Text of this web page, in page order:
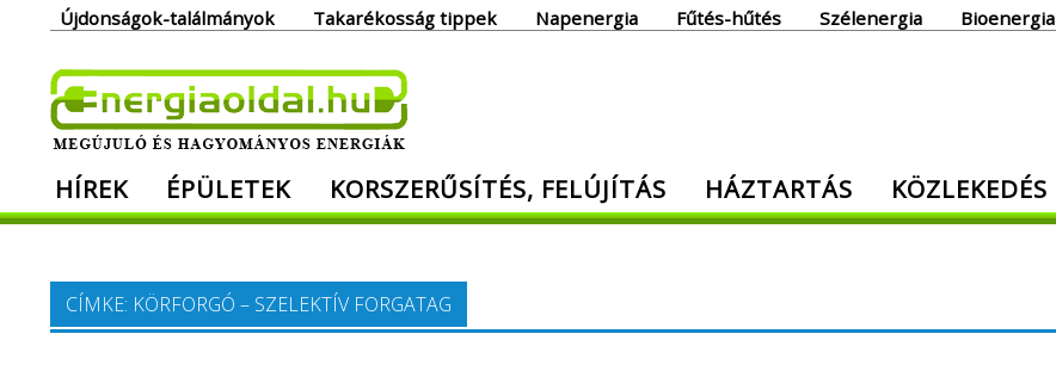
Újdonságok-találmányok Takarékosság tippek Napenergia Fűtés-hűtés Szélenergia Bioenergia
Megújuló és hagyományos energiák. Minden, ami energia!
HÍREK ÉPÜLETEK KORSZERŰSÍTÉS, FELÚJÍTÁS HÁZTARTÁS KÖZLEKEDÉS
CÍMKE: KÖRFORGÓ – SZELEKTÍV FORGATAG